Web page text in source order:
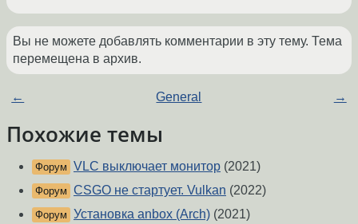
Вы не можете добавлять комментарии в эту тему. Тема
перемещена в архив.
← General →
Похожие темы
Форум VLC выключает монитор (2021)
Форум CSGO не стартует. Vulkan (2022)
Форум Установка anbox (Arch) (2021)